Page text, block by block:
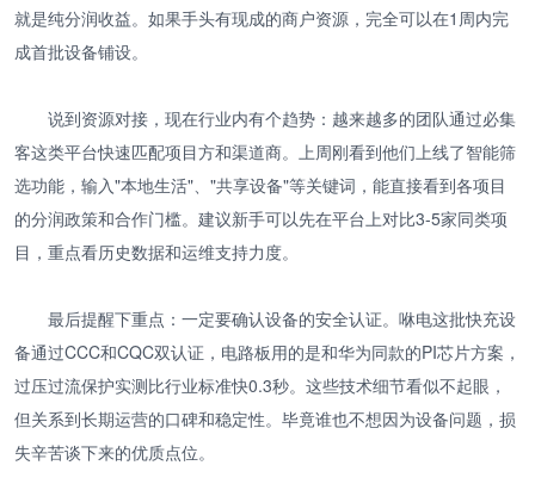
就是纯分润收益。如果手头有现成的商户资源，完全可以在1周内完
成首批设备铺设。
说到资源对接，现在行业内有个趋势：越来越多的团队通过必集
客这类平台快速匹配项目方和渠道商。上周刚看到他们上线了智能筛
选功能，输入"本地生活"、"共享设备"等关键词，能直接看到各项目
的分润政策和合作门槛。建议新手可以先在平台上对比3-5家同类项
目，重点看历史数据和运维支持力度。
最后提醒下重点：一定要确认设备的安全认证。咻电这批快充设
备通过CCC和CQC双认证，电路板用的是和华为同款的PI芯片方案，
过压过流保护实测比行业标准快0.3秒。这些技术细节看似不起眼，
但关系到长期运营的口碑和稳定性。毕竟谁也不想因为设备问题，损
失辛苦谈下来的优质点位。